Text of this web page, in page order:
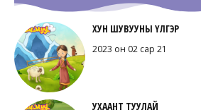
ХУН ШУВУУНЫ ҮЛГЭР
2023 он 02 сар 21
УХААНТ ТУУЛАЙ